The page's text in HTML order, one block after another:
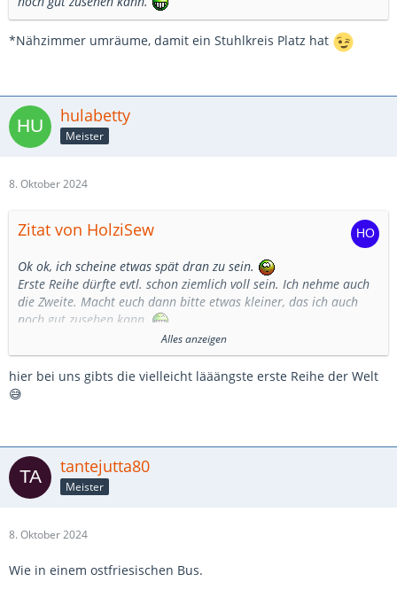
*Nähzimmer umräume, damit ein Stuhlkreis Platz hat
hulabetty
Meister
8. Oktober 2024
Zitat von HolziSew
Ok ok, ich scheine etwas spät dran zu sein.
Erste Reihe dürfte evtl. schon ziemlich voll sein. Ich nehme auch
die Zweite. Macht euch dann bitte etwas kleiner, das ich auch
noch gut zusehen kann.
Eichelberg
Der wird wunderschön
und auch die Handschuhe, ein tolles Muster.
Alles anzeigen
hier bei uns gibts die vielleicht lääängste erste Reihe der Welt
😅
tantejutta80
Meister
8. Oktober 2024
Wie in einem ostfriesischen Bus.